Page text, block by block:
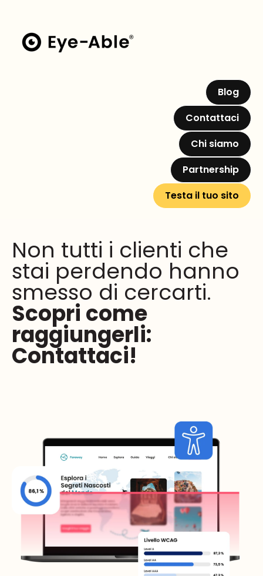
Blog
Contattaci
Chi siamo
Partnership
Testa il tuo sito
Non tutti i clienti che
stai perdendo hanno
smesso di cercarti.
Scopri come
raggiungerli:
Contattaci!